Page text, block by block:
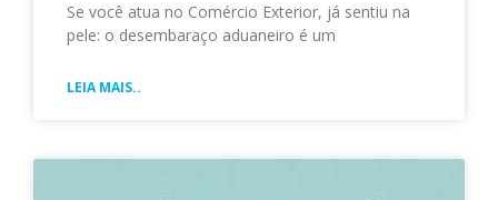
Se você atua no Comércio Exterior, já sentiu na
pele: o desembaraço aduaneiro é um
LEIA MAIS..